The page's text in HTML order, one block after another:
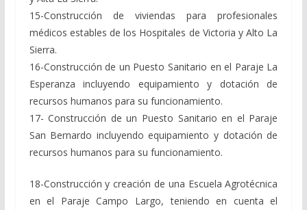
15-Construcción de viviendas para profesionales
médicos estables de los Hospitales de Victoria y Alto La
Sierra.
16-Construcción de un Puesto Sanitario en el Paraje La
Esperanza incluyendo equipamiento y dotación de
recursos humanos para su funcionamiento.
17- Construcción de un Puesto Sanitario en el Paraje
San Bernardo incluyendo equipamiento y dotación de
recursos humanos para su funcionamiento.
18-Construcción y creación de una Escuela Agrotécnica
en el Paraje Campo Largo, teniendo en cuenta el